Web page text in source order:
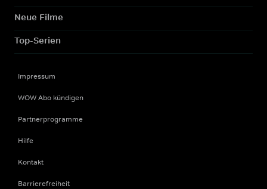
Neue Filme
Top-Serien
Impressum
WOW Abo kündigen
Partnerprogramme
Hilfe
Kontakt
Barrierefreiheit